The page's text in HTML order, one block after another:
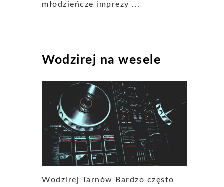
młodzieńcze imprezy ...
Wodzirej na wesele
Wodzirej Tarnów Bardzo często